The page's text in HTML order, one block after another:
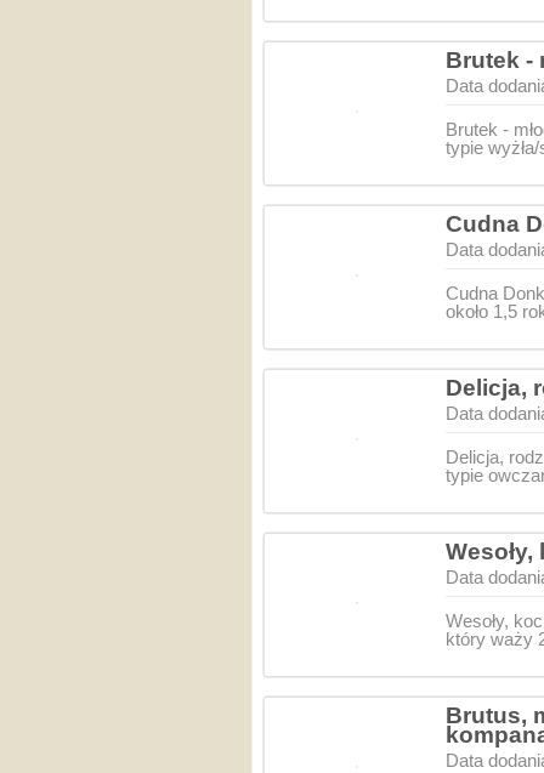
Brutek -
Data
Brutek -
typie
Cudna
Data
Cudna
około 1,5
Delicja,
Data
Delicja,
typie
Data
Wesoły,
który waży
Brutus,
Data